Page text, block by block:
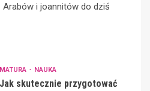
Arabów i joannitów do dziś
MATURA NAUKA
Jak skutecznie przygotować